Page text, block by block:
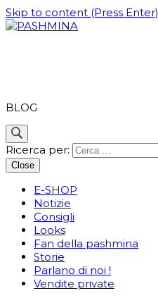
Skip to content (Press Enter)
BLOG
Ricerca per:
Close
E-SHOP
Notizie
Consigli
Looks
Fan della pashmina
Storie
Parlano di noi !
Vendite private